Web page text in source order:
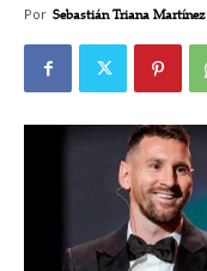
Por Sebastián Triana Martínez